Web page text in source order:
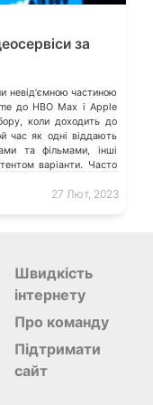
за
невідʼємною частиною
до HBO Max і Apple
коли доходить до
час як одні віддають
та фільмами, інші
варіанти. Часто
27 Лют, 2023
Швидкість
інтернету
Про команду
Підтримати
сайт